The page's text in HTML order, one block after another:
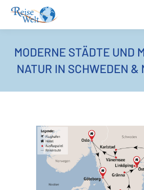
MODERNE STÄDTE UND
NATUR IN SCHWEDEN &